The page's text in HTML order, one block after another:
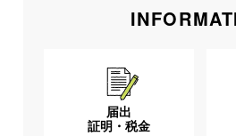
届出
証明・税金